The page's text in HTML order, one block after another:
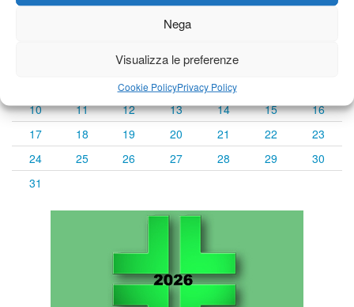
Nega
Visualizza le preferenze
Cookie PolicyPrivacy Policy
« Lug Agosto 2026
Set »
G
5 6 7
10
11 12 13 14 15
16
17
18 19 20 21 22
23
24
25 26 27 28 29
30
31